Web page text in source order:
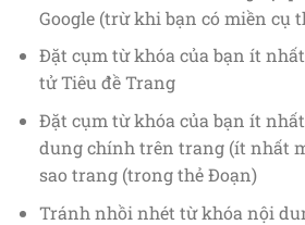
Google (trừ khi bạn có miền cụ
Đặt cụm từ khóa của bạn ít
tử Tiêu đề Trang
Đặt cụm từ khóa của bạn ít
dung chính trên trang (ít nhất
sao trang (trong thẻ Đoạn)
Tránh nhồi nhét từ khóa nội